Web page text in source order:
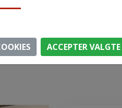
du kan
ACCEPTER VALGTE